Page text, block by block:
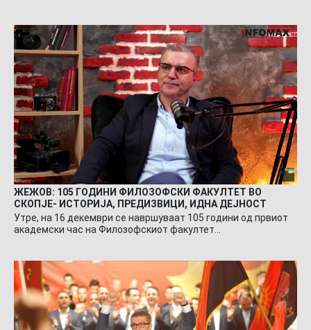
ЖЕЖОВ: 105 ГОДИНИ ФИЛОЗОФСКИ ФАКУЛТЕТ ВО
СКОПЈЕ- ИСТОРИЈА, ПРЕДИЗВИЦИ, ИДНА ДЕЈНОСТ
Утре, на 16 декември се навршуваат 105 години од првиот
академски час на Филозофскиот факултет…